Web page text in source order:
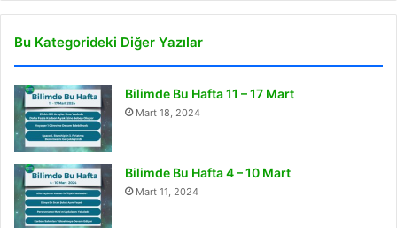
Bu Kategorideki Diğer Yazılar
Bilimde Bu Hafta 11 – 17 Mart
Mart 18, 2024
Bilimde Bu Hafta 4 – 10 Mart
Mart 11, 2024